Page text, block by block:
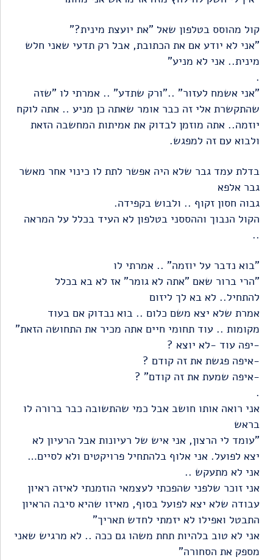
קול מהוסס בטלפון שאל "את יועצת מינית?"
"אני לא יודע אם את הכתובת, אבל רק תדעי שאני חלש
מינית.. אני לא מניע"
.
"אני אשמח לעזור" .."ורק שתדע" .. אמרתי לו "שזה
שהתקשרת אלי זה כבר אומר שאתה כן מניע .. אתה לוקח
יוזמה.. אתה מוזמן לבדוק את אמיתות המחשבה הזאת
ולבוא עם זה למפגש.
בדלת עמד גבר שלא היה אפשר לתת לו כינוי אחר מאשר
גבר אלפא
גבוה חסון זקוף .. ולבוש בקפידה.
הקול הנבוך וההססני בטלפון לא העיד בכלל על המראה
..
"בוא נדבר על יוזמה" .. אמרתי לו
"הרי ברור שאם "אתה לא גומר" אז לא בא בכלל
להתחיל.. לא בא לך ליזום
אמרת שלא יצא משם כלום .. בוא נבדוק אם בעוד
מקומות .. עוד תחומי חיים אתה מכיר את התחושה הזאת"
-יפה עוד -לא יוצא ?
-איפה פגשת את זה קודם ?
-איפה שמעת את זה קודם" ?
.
אני רואה אותו חושב אבל כמי שהתשובה כבר ברורה לו
בראש
"עומד לי הרצון, אני איש של רעיונות אבל הרעיון לא
יצא לפועל. אני אלוף בלהתחיל פרויקטים ולא לסיים…
אני לא מתעקש ..
אני זוכר שלפני שהפכתי לעצמאי הוזמנתי לאיזה ראיון
עבודה שלא יצא לפועל בסוף, מאיזו שהיא סיבה הראיון
התבטל ואפילו לא יזמתי לחדש תאריך"
אני לא טוב בלהיות תחת משהו גם ככה .. לא מרגיש שאני
מספק את הסחורה"